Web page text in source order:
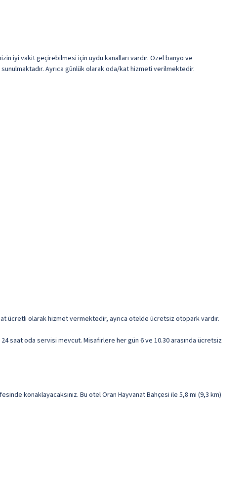
iyi vakit geçirebilmesi için uydu kanalları vardır. Özel banyo ve
Ayrıca günlük olarak oda/kat hizmeti verilmektedir.
ücretli olarak hizmet vermektedir, ayrıca otelde ücretsiz otopark vardır.
saat oda servisi mevcut. Misafirlere her gün 6 ve 10.30 arasında ücretsiz
konaklayacaksınız. Bu otel Oran Hayvanat Bahçesi ile 5,8 mi (9,3 km)